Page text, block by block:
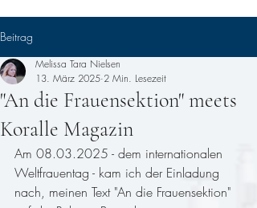
Beitrag
"An die Frauensektion" meets
Koralle Magazin
Melissa Tara Nielsen
13. März 2025 2 Min. Lesezeit
Am 08.03.2025 - dem internationalen
Weltfrauentag - kam ich der Einladung
nach, meinen Text "An die Frauensektion"